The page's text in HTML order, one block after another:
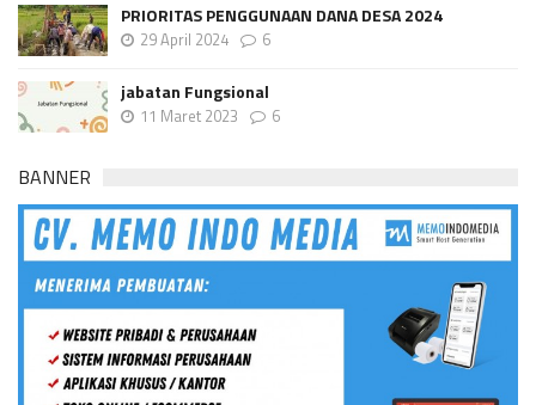
PRIORITAS PENGGUNAAN DANA DESA 2024
29 April 2024 6
jabatan Fungsional
11 Maret 2023 6
BANNER